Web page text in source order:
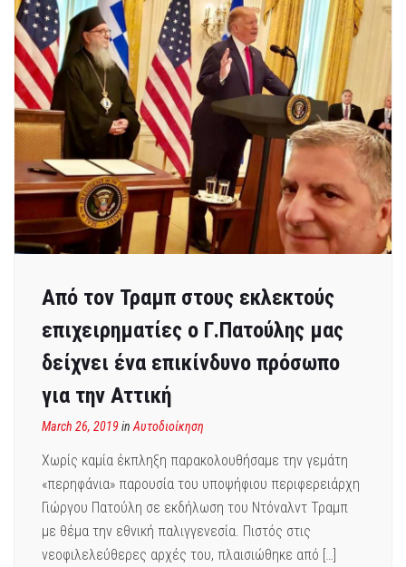
Από τον Τραμπ στους εκλεκτούς
επιχειρηματίες ο Γ.Πατούλης μας
δείχνει ένα επικίνδυνο πρόσωπο
για την Αττική
March 26, 2019in Αυτοδιοίκηση
Χωρίς καμία έκπληξη παρακολουθήσαμε την γεμάτη
«περηφάνια» παρουσία του υποψήφιου περιφερειάρχη
Γιώργου Πατούλη σε εκδήλωση του Ντόναλντ Τραμπ
με θέμα την εθνική παλιγγενεσία. Πιστός στις
νεοφιλελεύθερες αρχές του, πλαισιώθηκε από […]